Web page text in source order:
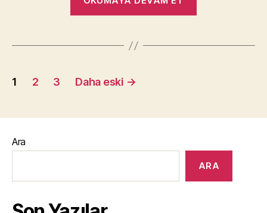
Yazı
1 2 3 Daha eski →
Ara
ARA